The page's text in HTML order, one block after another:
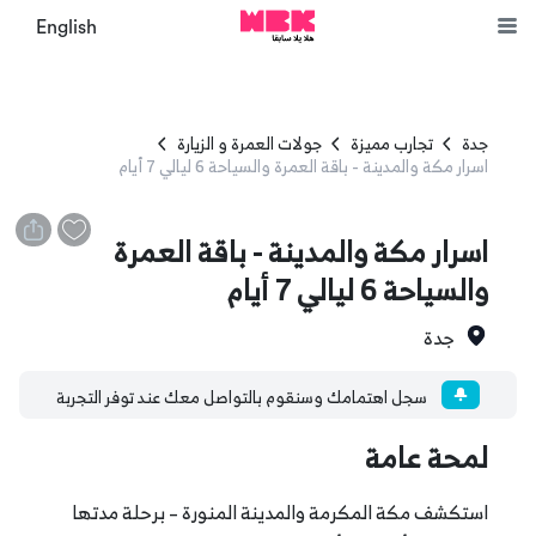
English
جدة تجارب مميزة جولات العمرة و الزيارة
اسرار مكة والمدينة - باقة العمرة والسياحة 6 ليالي 7 أيام
اسرار مكة والمدينة - باقة العمرة
والسياحة 6 ليالي 7 أيام
جدة
سجل اهتمامك وسنقوم بالتواصل معك عند توفر التجربة
لمحة عامة
استكشف مكة المكرمة والمدينة المنورة – برحلة مدتها